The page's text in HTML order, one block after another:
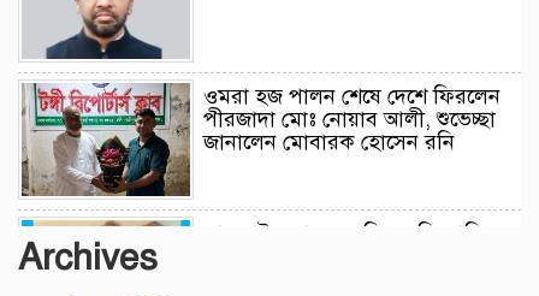
ওমরা হজ পালন শেষে দেশে ফিরলেন
পীরজাদা মোঃ নোয়াব আলী, শুভেচ্ছা
জানালেন মোবারক হোসেন রনি
লামকাইন জামে মসজিদ মুন্সি ছাবির
Archives